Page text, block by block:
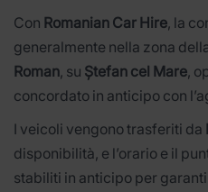
Con Romanian Car Hire, la
generalmente nella zona
Roman, su Ștefan cel Mare,
concordato in anticipo con
I veicoli vengono trasferiti da
disponibilità, e l’orario e il
stabiliti in anticipo per